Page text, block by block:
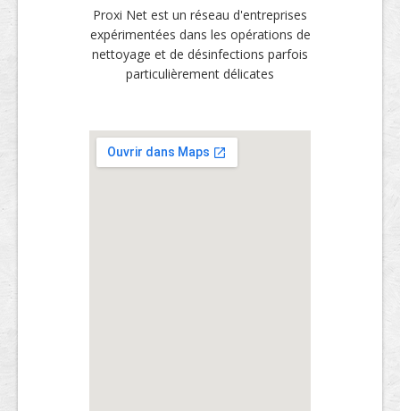
Proxi Net est un réseau d'entreprises
expérimentées dans les opérations de
nettoyage et de désinfections parfois
particulièrement délicates